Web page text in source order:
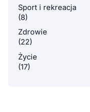
Sport i rekreacja
(8)
Zdrowie
(22)
Życie
(17)